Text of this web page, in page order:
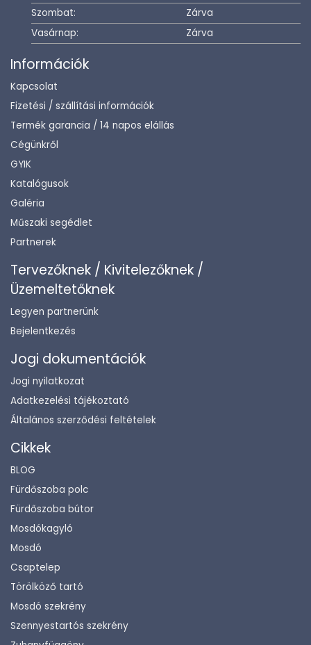
Szombat:
Zárva
Vasárnap:
Zárva
Információk
Kapcsolat
Fizetési / szállítási információk
Termék garancia / 14 napos elállás
Cégünkről
GYIK
Katalógusok
Galéria
Műszaki segédlet
Partnerek
Tervezőknek / Kivitelezőknek /
Üzemeltetőknek
Legyen partnerünk
Bejelentkezés
Jogi dokumentációk
Jogi nyilatkozat
Adatkezelési tájékoztató
Általános szerződési feltételek
Cikkek
BLOG
Fürdőszoba polc
Fürdőszoba bútor
Mosdókagyló
Mosdó
Csaptelep
Törölköző tartó
Mosdó szekrény
Szennyestartós szekrény